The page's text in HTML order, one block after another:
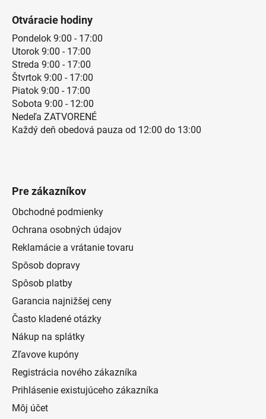
Otváracie hodiny
Pondelok 9:00 - 17:00
Utorok 9:00 - 17:00
Streda 9:00 - 17:00
Štvrtok 9:00 - 17:00
Piatok 9:00 - 17:00
Sobota 9:00 - 12:00
Nedeľa ZATVORENÉ
Každý deň obedová pauza od 12:00 do 13:00
Pre zákazníkov
Obchodné podmienky
Ochrana osobných údajov
Reklamácie a vrátanie tovaru
Spôsob dopravy
Spôsob platby
Garancia najnižšej ceny
Často kladené otázky
Nákup na splátky
Zľavove kupóny
Registrácia nového zákazníka
Prihlásenie existujúceho zákazníka
Môj účet